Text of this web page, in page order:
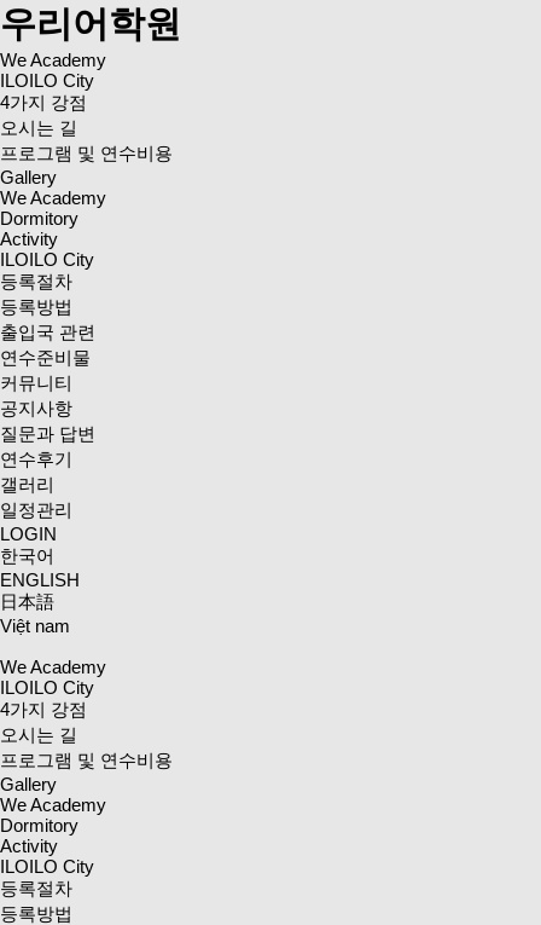
우리어학원
We Academy
ILOILO City
4가지 강점
오시는 길
프로그램 및 연수비용
Gallery
We Academy
Dormitory
Activity
ILOILO City
등록절차
등록방법
출입국 관련
연수준비물
커뮤니티
공지사항
질문과 답변
연수후기
갤러리
일정관리
LOGIN
한국어
ENGLISH
日本語
Việt nam
We Academy
ILOILO City
4가지 강점
오시는 길
프로그램 및 연수비용
Gallery
We Academy
Dormitory
Activity
ILOILO City
등록절차
등록방법